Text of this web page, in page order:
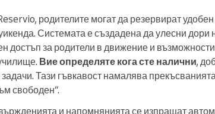
родителите могат да резервират
Системата е създадена да улесни дори
достъп за родители в движение и
Вие определяте кога сте налични,
Тази гъвкавост намалява
свободен“.
и напомнянията се изпращат